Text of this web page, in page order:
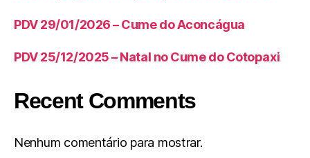
PDV 29/01/2026 – Cume do Aconcágua
PDV 25/12/2025 – Natal no Cume do Cotopaxi
Recent Comments
Nenhum comentário para mostrar.